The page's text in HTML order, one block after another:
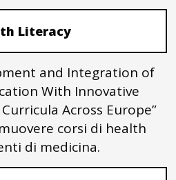
Literacy
and Integration of
With Innovative
Across Europe”
corsi di health
di medicina.